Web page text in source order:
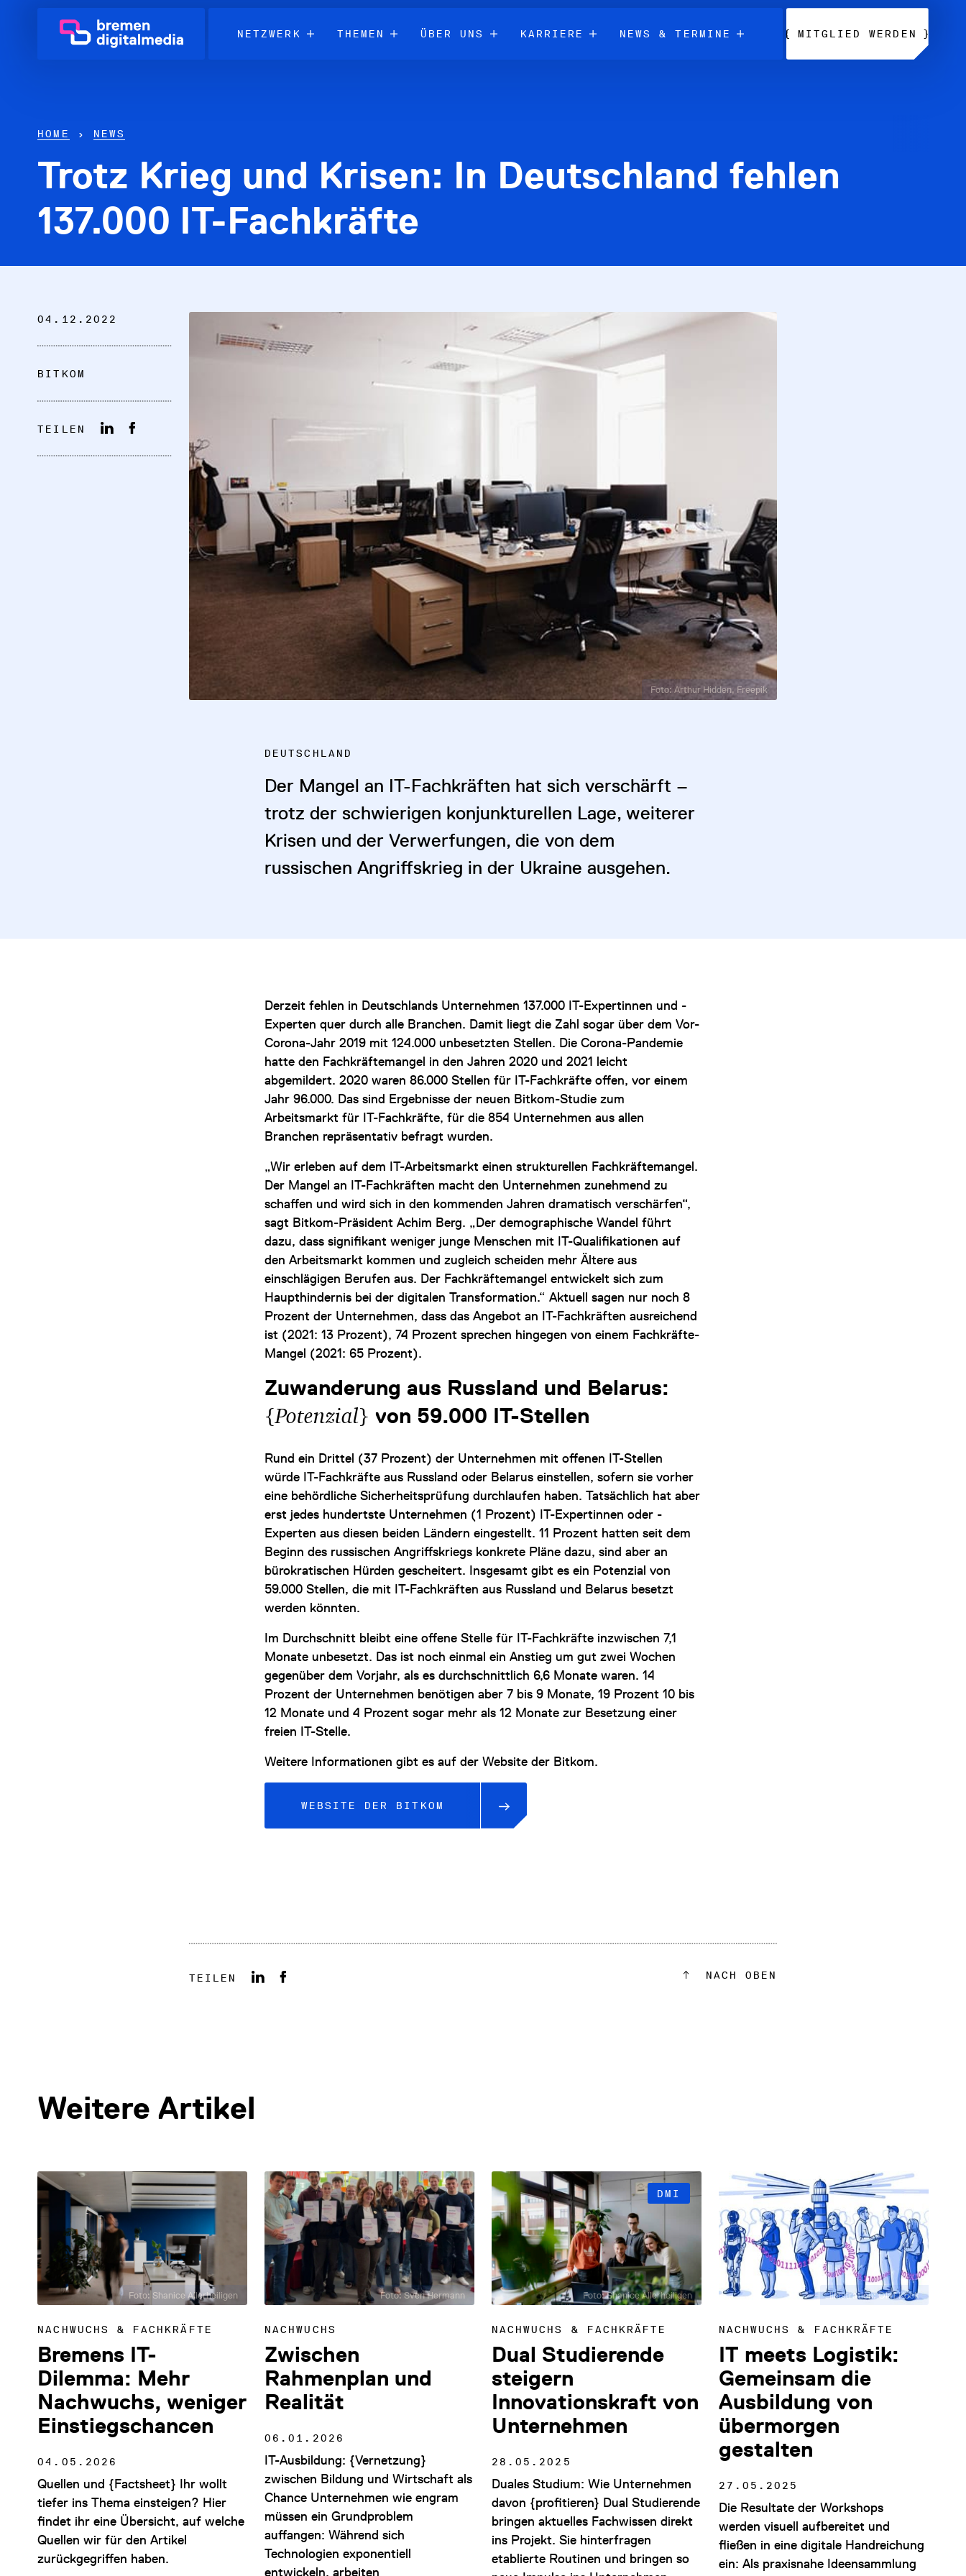
Netzwerk
Über uns
Karriere in der IT
COOKIE-EINSTELLUNGEN
NETZWERK THEMEN ÜBER UNS KARRIERE NEWS & TERMINE { MITGLIED WERDEN }
HOME › NEWS
Trotz Krieg und Krisen: In Deutschland fehlen
137.000 IT-Fachkräfte
04.12.2022
BITKOM
TEILEN
Foto: Arthur Hidden, Freepik
DEUTSCHLAND
Der Mangel an IT-Fachkräften hat sich verschärft –
trotz der schwierigen konjunkturellen Lage, weiterer
Krisen und der Verwerfungen, die von dem
russischen Angriffskrieg in der Ukraine ausgehen.
Derzeit fehlen in Deutschlands Unternehmen 137.000 IT-Expertinnen und -
Experten quer durch alle Branchen. Damit liegt die Zahl sogar über dem Vor-
Corona-Jahr 2019 mit 124.000 unbesetzten Stellen. Die Corona-Pandemie
hatte den Fachkräftemangel in den Jahren 2020 und 2021 leicht
abgemildert. 2020 waren 86.000 Stellen für IT-Fachkräfte offen, vor einem
Jahr 96.000. Das sind Ergebnisse der neuen Bitkom-Studie zum
Arbeitsmarkt für IT-Fachkräfte, für die 854 Unternehmen aus allen
Branchen repräsentativ befragt wurden.
„Wir erleben auf dem IT-Arbeitsmarkt einen strukturellen Fachkräftemangel.
Der Mangel an IT-Fachkräften macht den Unternehmen zunehmend zu
schaffen und wird sich in den kommenden Jahren dramatisch verschärfen“,
sagt Bitkom-Präsident Achim Berg. „Der demographische Wandel führt
dazu, dass signifikant weniger junge Menschen mit IT-Qualifikationen auf
den Arbeitsmarkt kommen und zugleich scheiden mehr Ältere aus
einschlägigen Berufen aus. Der Fachkräftemangel entwickelt sich zum
Haupthindernis bei der digitalen Transformation.“ Aktuell sagen nur noch 8
Prozent der Unternehmen, dass das Angebot an IT-Fachkräften ausreichend
ist (2021: 13 Prozent), 74 Prozent sprechen hingegen von einem Fachkräfte-
Mangel (2021: 65 Prozent).
Zuwanderung aus Russland und Belarus:
{Potenzial} von 59.000 IT-Stellen
Rund ein Drittel (37 Prozent) der Unternehmen mit offenen IT-Stellen
würde IT-Fachkräfte aus Russland oder Belarus einstellen, sofern sie vorher
eine behördliche Sicherheitsprüfung durchlaufen haben. Tatsächlich hat aber
erst jedes hundertste Unternehmen (1 Prozent) IT-Expertinnen oder -
Experten aus diesen beiden Ländern eingestellt. 11 Prozent hatten seit dem
Beginn des russischen Angriffskriegs konkrete Pläne dazu, sind aber an
bürokratischen Hürden gescheitert. Insgesamt gibt es ein Potenzial von
59.000 Stellen, die mit IT-Fachkräften aus Russland und Belarus besetzt
werden könnten.
Im Durchschnitt bleibt eine offene Stelle für IT-Fachkräfte inzwischen 7,1
Monate unbesetzt. Das ist noch einmal ein Anstieg um gut zwei Wochen
gegenüber dem Vorjahr, als es durchschnittlich 6,6 Monate waren. 14
Prozent der Unternehmen benötigen aber 7 bis 9 Monate, 19 Prozent 10 bis
12 Monate und 4 Prozent sogar mehr als 12 Monate zur Besetzung einer
freien IT-Stelle.
Weitere Informationen gibt es auf der Website der Bitkom.
WEBSITE DER BITKOM
TEILEN NACH OBEN
Weitere Artikel
Foto: Shanice Allerheiligen
NACHWUCHS & FACHKRÄFTE
Bremens IT-
Dilemma: Mehr
Nachwuchs, weniger
Einstiegschancen
04.05.2026
Quellen und {Factsheet} Ihr wollt
tiefer ins Thema einsteigen? Hier
findet ihr eine Übersicht, auf welche
Quellen wir für den Artikel
zurückgegriffen haben.
Foto: Sven Hermann
NACHWUCHS
Zwischen
Rahmenplan und
Realität
06.01.2026
IT-Ausbildung: {Vernetzung}
zwischen Bildung und Wirtschaft als
Chance Unternehmen wie engram
müssen ein Grundproblem
auffangen: Während sich
Technologien exponentiell
entwickeln, arbeiten
Foto: Shanice Allerheiligen
DMI
NACHWUCHS & FACHKRÄFTE
Dual Studierende
steigern
Innovationskraft von
Unternehmen
28.05.2025
Duales Studium: Wie Unternehmen
davon {profitieren} Dual Studierende
bringen aktuelles Fachwissen direkt
ins Projekt. Sie hinterfragen
etablierte Routinen und bringen so
Illustration: Olaf Kock
NACHWUCHS & FACHKRÄFTE
IT meets Logistik:
Gemeinsam die
Ausbildung von
übermorgen
gestalten
27.05.2025
Die Resultate der Workshops
werden visuell aufbereitet und
fließen in eine digitale Handreichung
ein: Als praxisnahe Ideensammlung